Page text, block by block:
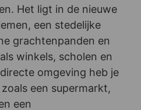
Het ligt in de nieuwe
een stedelijke
grachtenpanden en
winkels, scholen en
omgeving heb je
een supermarkt,
een